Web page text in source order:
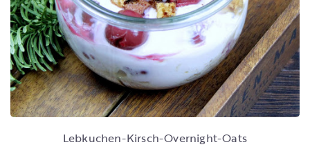
Lebkuchen-Kirsch-Overnight-Oats